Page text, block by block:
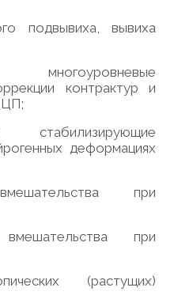
подвывиха, вывиха
контрактур и
деформациях
при
вмешательства при
(растущих)